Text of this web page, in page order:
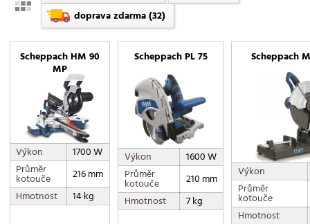
doprava zdarma(32)
Scheppach HM 90
MP
Výkon
1700 W
Průměr
kotouče
216 mm
Hmotnost
14 kg
Scheppach PL 75
Výkon
1600 W
Průměr
kotouče
210 mm
Hmotnost
7 kg
Scheppach
Výkon
Průměr
kotouče
Hmotnost